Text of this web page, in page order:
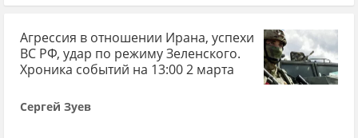
Чернобыль Иосиф Сталин
Александр Масляков КГБ Мнения
Владимир Скачко весь Скачко
Агрессия в отношении Ирана, успехи
ВС РФ, удар по режиму Зеленского.
Хроника событий на 13:00 2 марта
Сергей Зуев